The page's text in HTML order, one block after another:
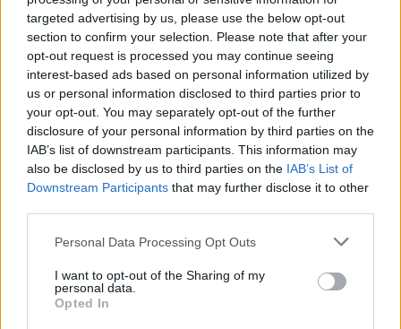
targeted advertising by us, please use the below opt-out
section to confirm your selection. Please note that after your
opt-out request is processed you may continue seeing
interest-based ads based on personal information utilized by
us or personal information disclosed to third parties prior to
your opt-out. You may separately opt-out of the further
disclosure of your personal information by third parties on the
IAB’s list of downstream participants. This information may
also be disclosed by us to third parties on the IAB’s List of
Downstream Participants that may further disclose it to other
Personal Data Processing Opt Outs
I want to opt-out of the Sharing of my
personal data.
Opted In
πρεμιέρα, 78-36 την Ιρλανδία
καταστρέφεις» (vid)
ΕΛΣΤΑΤ: Στο 3,4% υποχώρησε ο πληθωρισμός τον Ιούλιο
Χρηματοδότηση 8 εκατ. ευρώ
σε 843 μέσα ενημέρωσης-
Metlen: Ρεκόρ EBITDA στο α'
εξάμηνο, στα 550 εκατ. ευρώ –
Η Chery επενδύει 75 εκατ. δολάρια στην KG Mobility